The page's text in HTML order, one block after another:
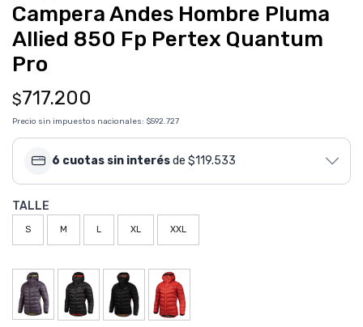
Campera Andes Hombre Pluma
Allied 850 Fp Pertex Quantum
Pro
$717.200
Precio sin impuestos nacionales: $592.727
6 cuotas sin interésde $119.533
TALLE
S M L XL XXL